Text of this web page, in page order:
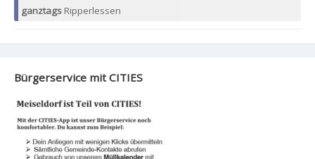
ganztags Ripperlessen
Bürgerservice mit CITIES